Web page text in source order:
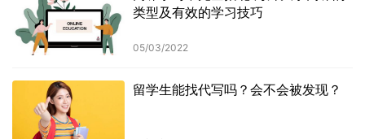
类型及有效的学习技巧
05/03/2022
留学生能找代写吗？会不会被发现？